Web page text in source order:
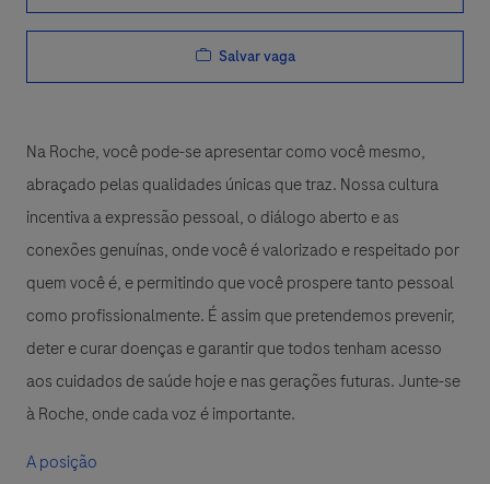
Salvar vaga
Na Roche, você pode-se apresentar como você mesmo,
abraçado pelas qualidades únicas que traz. Nossa cultura
incentiva a expressão pessoal, o diálogo aberto e as
conexões genuínas, onde você é valorizado e respeitado por
quem você é, e permitindo que você prospere tanto pessoal
como profissionalmente. É assim que pretendemos prevenir,
deter e curar doenças e garantir que todos tenham acesso
aos cuidados de saúde hoje e nas gerações futuras. Junte-se
à Roche, onde cada voz é importante.
A posição